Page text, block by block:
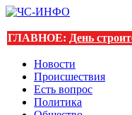
ГЛАВНОЕ: День
Новости
Происшествия
Есть вопрос
Политика